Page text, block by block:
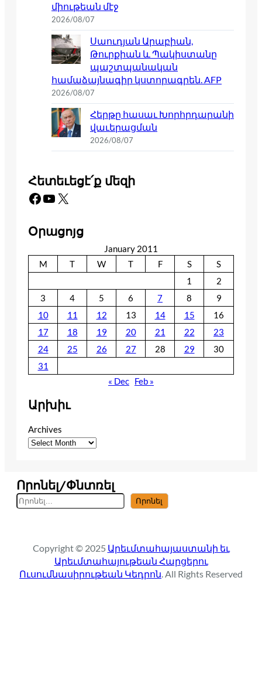
միութեան մէջ
2026/08/07
Սաուդյան Արաբիան,
Թուրքիան և Պակիստանը
պաշտպանական
համաձայնագիր կստորագրեն. AFP
2026/08/07
Հերթը հասաւ Խորհրդարանի
վաւերացման
2026/08/07
Հետեւեցէ՛ք մեզի
Facebook YouTube X
Օրացոյց
January 2011
M
T W T F S
S
1
2
3
4 5 6 7 8
9
10
11 12 13 14 15
16
17
18 19 20 21 22
23
24
25 26 27 28 29
30
31
« Dec Feb »
Արխիւ
Archives
Որոնել/Փնտռել
S
e
c
h
Որոնել
Copyright © 2025 Արեւմտահայաստանի եւ
Արեւմտահայութեան Հարցերու
Ուսումնասիրութեան Կեդրոն . All Rights Reserved